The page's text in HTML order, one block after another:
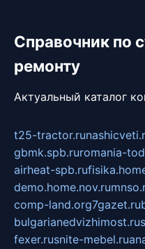
Справочник по
ремонту
Актуальный каталог
t25-tractor.ru
gbmk.spb.ruromania-
airheat-spb.ru
demo.home.nov.ru
comp-land.org7gazet.ru
bulgarianedvizhimost.ru
fexer.rusnite-mebel.ru